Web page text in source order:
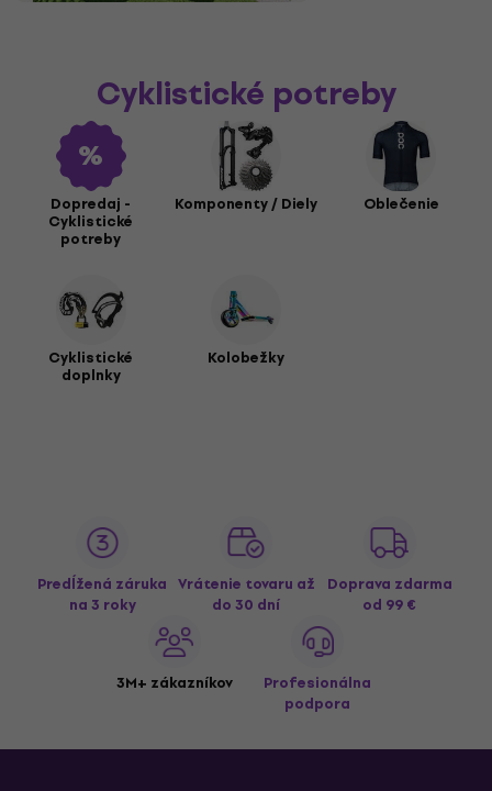
Cyklistické potreby
Dopredaj -
Cyklistické
potreby
Komponenty / Diely Oblečenie
Cyklistické
doplnky
Kolobežky
Predĺžená záruka
na 3 roky
Vrátenie tovaru až
do 30 dní
Doprava zdarma
od 99 €
3M+ zákazníkov
Profesionálna
podpora